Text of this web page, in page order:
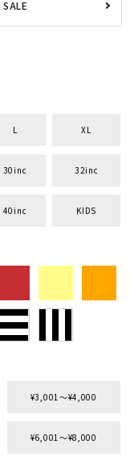
SALE
L XL
30inc 32inc
40inc KIDS
¥3,001〜¥4,000
¥6,001〜¥8,000